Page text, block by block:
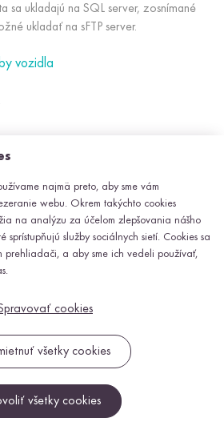
sa ukladajú na SQL server, zosnímané
ukladať na sFTP server.
vozidla
z 3D skeneru ktorý využíva princípy
štruktúrovaného svetla. Výsledkom je
model ktorý je možné porovnať v CAD
sa pre meranie odliatkov
snímanie objektu z viacerých pohľadov
kamier s vysokým rozlíšením. Kamery sú
najmä preto, aby sme vám
webu. Okrem takýchto cookies
na analýzu za účelom zlepšovania nášho
služby sociálnych sietí. Cookies sa
prehliadači, a aby sme ich vedeli používať,
cookies
všetky cookies
všetky cookies